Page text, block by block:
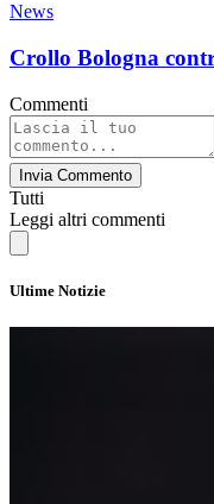
News
Crollo Bologna
Commenti
Invia Commento
Tutti
Leggi altri commenti
Ultime Notizie